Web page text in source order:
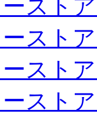
スト
スト
スト
スト